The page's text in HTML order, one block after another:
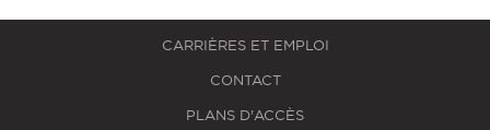
CARRIÈRES ET EMPLOI
CONTACT
PLANS D'ACCÈS